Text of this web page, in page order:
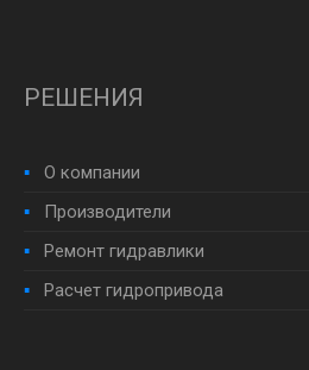
РЕШЕНИЯ
О компании
Производители
Ремонт гидравлики
Расчет гидропривода